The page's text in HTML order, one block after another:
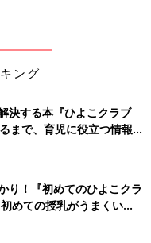
ング
決する本『ひよこクラブ
で、育児に役立つ情報が
り！『初めてのひよこクラ
めての授乳がうまくい
本と夏のトラブル 解決テ